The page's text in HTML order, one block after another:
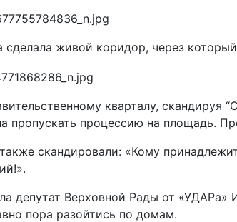
сделала живой коридор, через
кварталу, скандируя
пропускать процессию на площадь.
скандировали: «Кому
депутат Верховной Рады от «УДАРа»
пора разойтись по домам.